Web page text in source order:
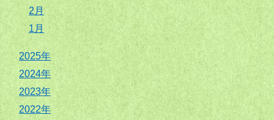
2月
1月
2025年
2024年
2023年
2022年